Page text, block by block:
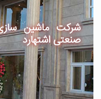
شرکت ماشین
صنعتی اشتهارد